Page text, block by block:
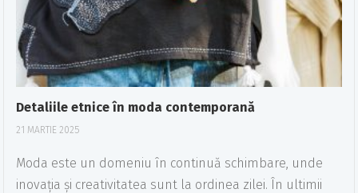
Detaliile etnice în moda contemporană
21 MARTIE 2025
Moda este un domeniu în continuă schimbare, unde
inovația și creativitatea sunt la ordinea zilei. În ultimii